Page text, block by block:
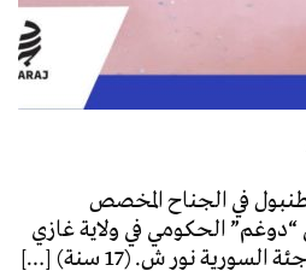
في الجناح المخصص
الحكومي في ولاية غازي
نور ش. (17 سنة) […]